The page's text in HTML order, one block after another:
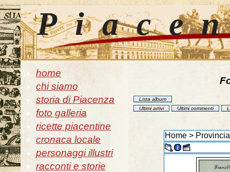
home
chi siamo
storia di Piacenza
foto galleria
ricette piacentine
cronaca locale
personaggi illustri
racconti e storie
Lista album
Ultimi arrivi
Ultimi commenti
Home >